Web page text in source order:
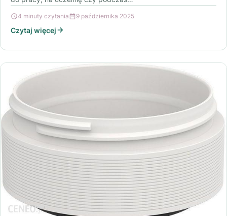
4 minuty czytania 9 października 2025
Czytaj więcej